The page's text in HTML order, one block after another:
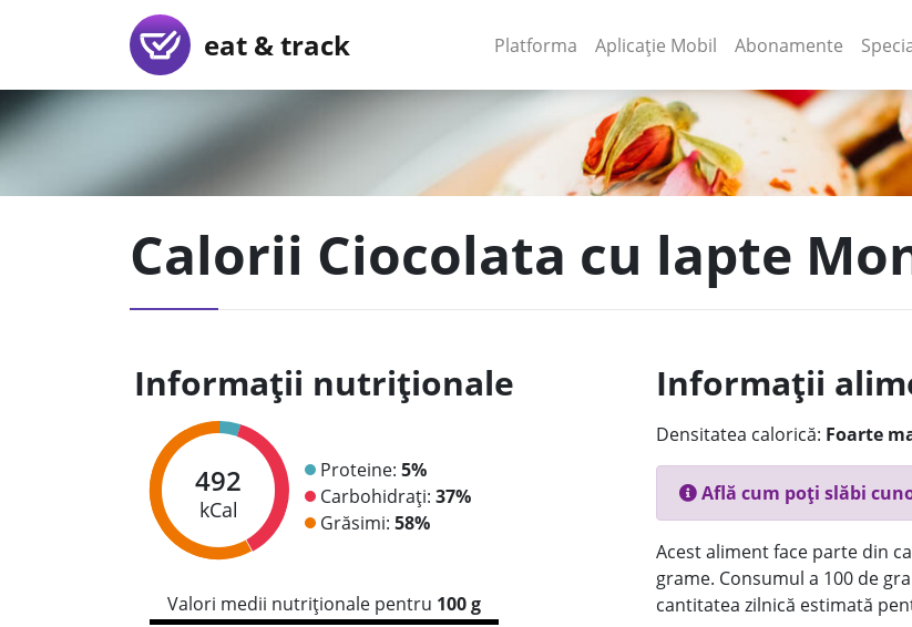
eat & track Platforma (current)
Aplicație Mobil (current)
Abonamente
Calorii Ciocolata cu lapte
Informații nutriționale
492
kCal
Proteine: 5%
Carbohidrați: 37%
Grăsimi: 58%
Valori medii nutriționale pentru 100 g
Informații
Densitatea calorică: Foarte
Află cum poți slăbi
Acest aliment face parte din
grame. Consumul a 100 de
cantitatea zilnică estimată